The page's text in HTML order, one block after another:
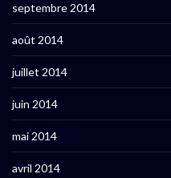
septembre 2014
août 2014
juillet 2014
juin 2014
mai 2014
avril 2014